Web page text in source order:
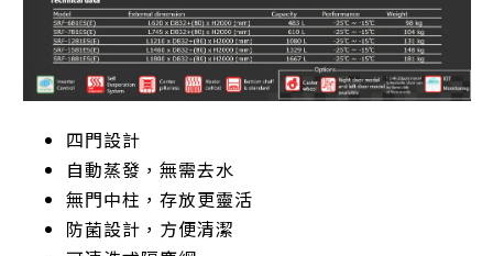
四門設計
自動蒸發，無需去水
無門中柱，存放更靈活
防菌設計，方便清潔